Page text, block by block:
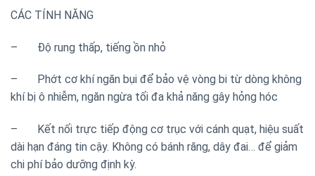
CÁC TÍNH NĂNG
– Độ rung thấp, tiếng ồn nhỏ
– Phớt cơ khí ngăn bụi để bảo vệ vòng bi từ dòng không
khí bị ô nhiễm, ngăn ngừa tối đa khả năng gây hỏng hóc
– Kết nối trực tiếp động cơ trục với cánh quạt, hiệu suất
dài hạn đáng tin cậy. Không có bánh răng, dây đai… để giảm
chi phí bảo dưỡng định kỳ.